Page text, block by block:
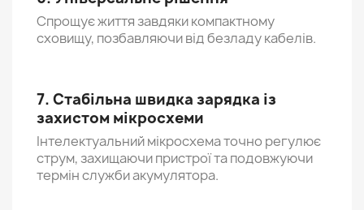
Спрощує життя завдяки компактному
сховищу, позбавляючи від безладу кабелів.
7. Стабільна швидка зарядка із
захистом мікросхеми
Інтелектуальний мікросхема точно регулює
струм, захищаючи пристрої та подовжуючи
термін служби акумулятора.